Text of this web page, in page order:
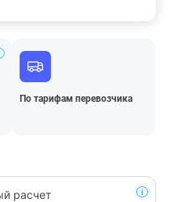
По тарифам перевозчика
расчет